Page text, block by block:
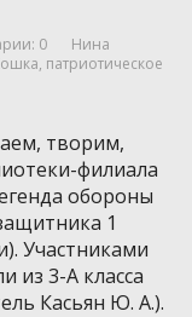
0
Нина
, патриотическое
творим,
филиала
обороны
1
Участниками
из 3-А класса
Касьян Ю. А.).